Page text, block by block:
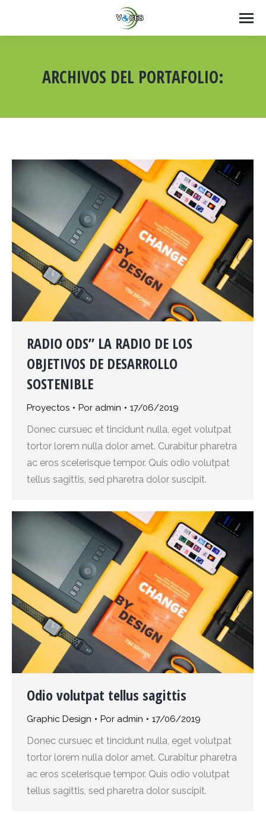
ARCHIVOS DEL PORTAFOLIO:
RADIO ODS” LA RADIO DE LOS
OBJETIVOS DE DESARROLLO
SOSTENIBLE
Proyectos Por admin 17/06/2019
Donec cursuec et tincidunt nulla, eget volutpat
tortor lorem nulla dolor amet. Curabitur pharetra
ac eros scelerisque tempor. Quis odio volutpat
tellus sagittis, sed pharetra dolor suscipit.
Odio volutpat tellus sagittis
Graphic Design Por admin 17/06/2019
Donec cursuec et tincidunt nulla, eget volutpat
tortor lorem nulla dolor amet. Curabitur pharetra
ac eros scelerisque tempor. Quis odio volutpat
tellus sagittis, sed pharetra dolor suscipit.